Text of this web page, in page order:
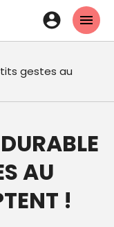
En-
tête
-
gestes au
AU
!